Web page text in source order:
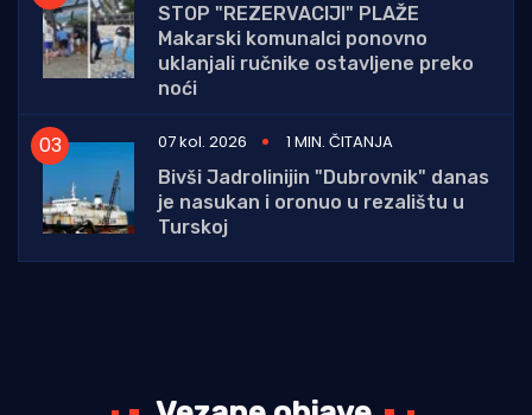
STOP "REZERVACIJI" PLAŽE
Makarski komunalci ponovno
uklanjali ručnike ostavljene preko
noći
07 kol. 2026
1 MIN. ČITANJA
Bivši Jadrolinijin "Dubrovnik" danas
je nasukan i oronuo u rezalištu u
Turskoj